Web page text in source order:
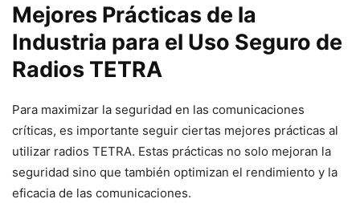
Mejores Prácticas de la
Industria para el Uso Seguro de
Radios TETRA
Para maximizar la seguridad en las comunicaciones
críticas, es importante seguir ciertas mejores prácticas al
utilizar radios TETRA. Estas prácticas no solo mejoran la
seguridad sino que también optimizan el rendimiento y la
eficacia de las comunicaciones.